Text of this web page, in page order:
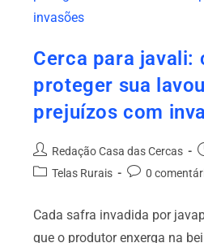
Cerca para javali:
proteger sua
prejuízos com
Redação Casa das Cercas
Telas Rurais
0
Cada safra invadida por
que o produtor enxerga na